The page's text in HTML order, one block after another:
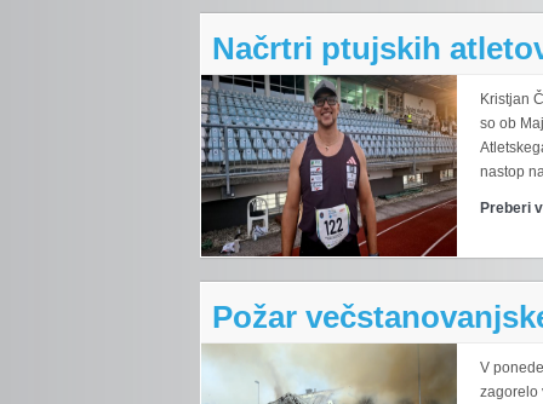
Načrtri ptujskih
Kristjan
so ob
nastop
Preberi
Požar
V
zagorelo